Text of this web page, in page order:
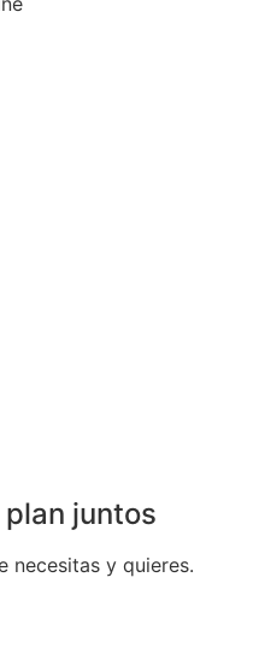
juntos
necesitas y quieres.